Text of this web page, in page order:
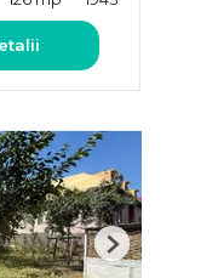
Next